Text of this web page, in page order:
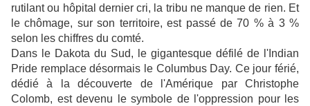
rutilant ou hôpital dernier cri, la tribu ne manque de rien. Et
le chômage, sur son territoire, est passé de 70 % à 3 %
selon les chiffres du comté.
Dans le Dakota du Sud, le gigantesque défilé de l'Indian
Pride remplace désormais le Columbus Day. Ce jour férié,
dédié à la découverte de l'Amérique par Christophe
Colomb, est devenu le symbole de l'oppression pour les